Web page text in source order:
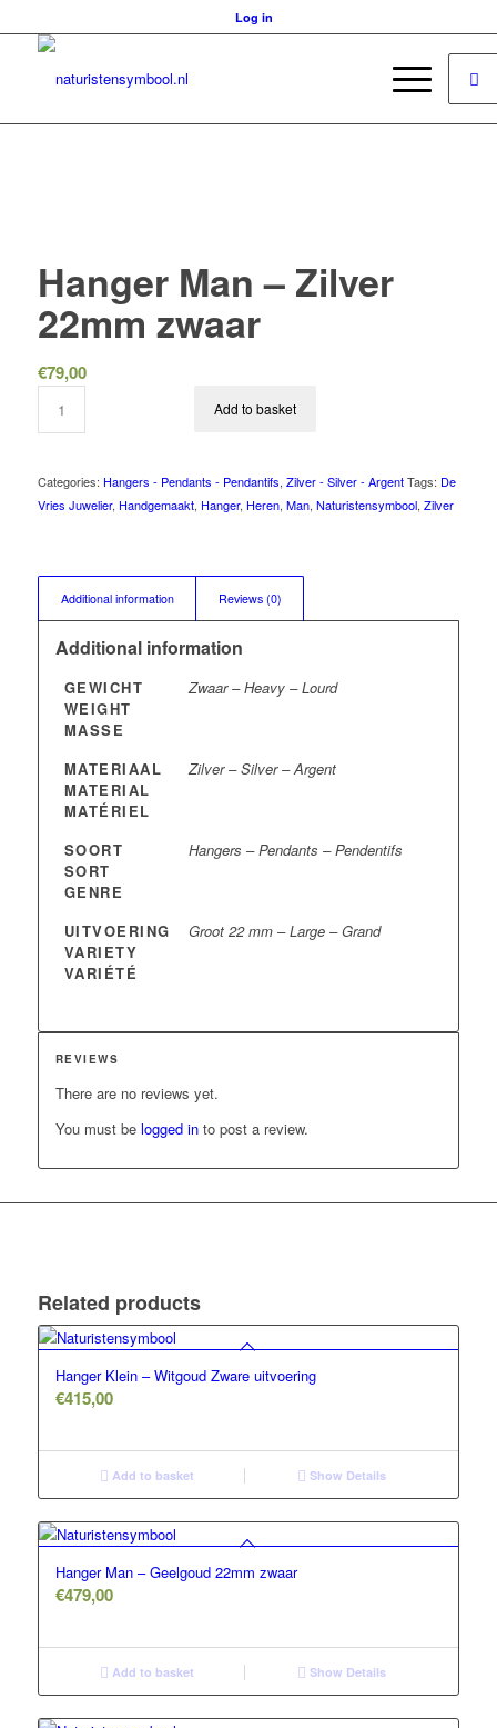
Log in
Hanger Man – Zilver
22mm zwaar
€79,00
Add to basket
Categories: Hangers - Pendants - Pendantifs, Zilver - Silver - Argent Tags: De
Vries Juwelier, Handgemaakt, Hanger, Heren, Man, Naturistensymbool, Zilver
Additional information Reviews (0)
Additional information
GEWICHT
WEIGHT
MASSE
Zwaar – Heavy – Lourd
MATERIAAL
MATERIAL
MATÉRIEL
Zilver – Silver – Argent
SOORT
SORT
GENRE
Hangers – Pendants – Pendentifs
UITVOERING
VARIETY
VARIÉTÉ
Groot 22 mm – Large – Grand
REVIEWS
There are no reviews yet.
You must be logged into post a review.
Related products
Hanger Klein – Witgoud Zware uitvoering
€415,00
Add to basket Show Details
5.00
Hanger Man – Geelgoud 22mm zwaar
€479,00
Add to basket Show Details